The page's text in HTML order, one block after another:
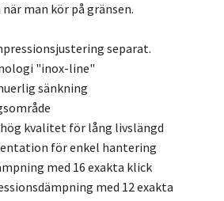
man kör på gränsen.
separat.
"inox-line"
sänkning
kvalitet för lång livslängd
för enkel hantering
med 16 exakta klick
med 12 exakta